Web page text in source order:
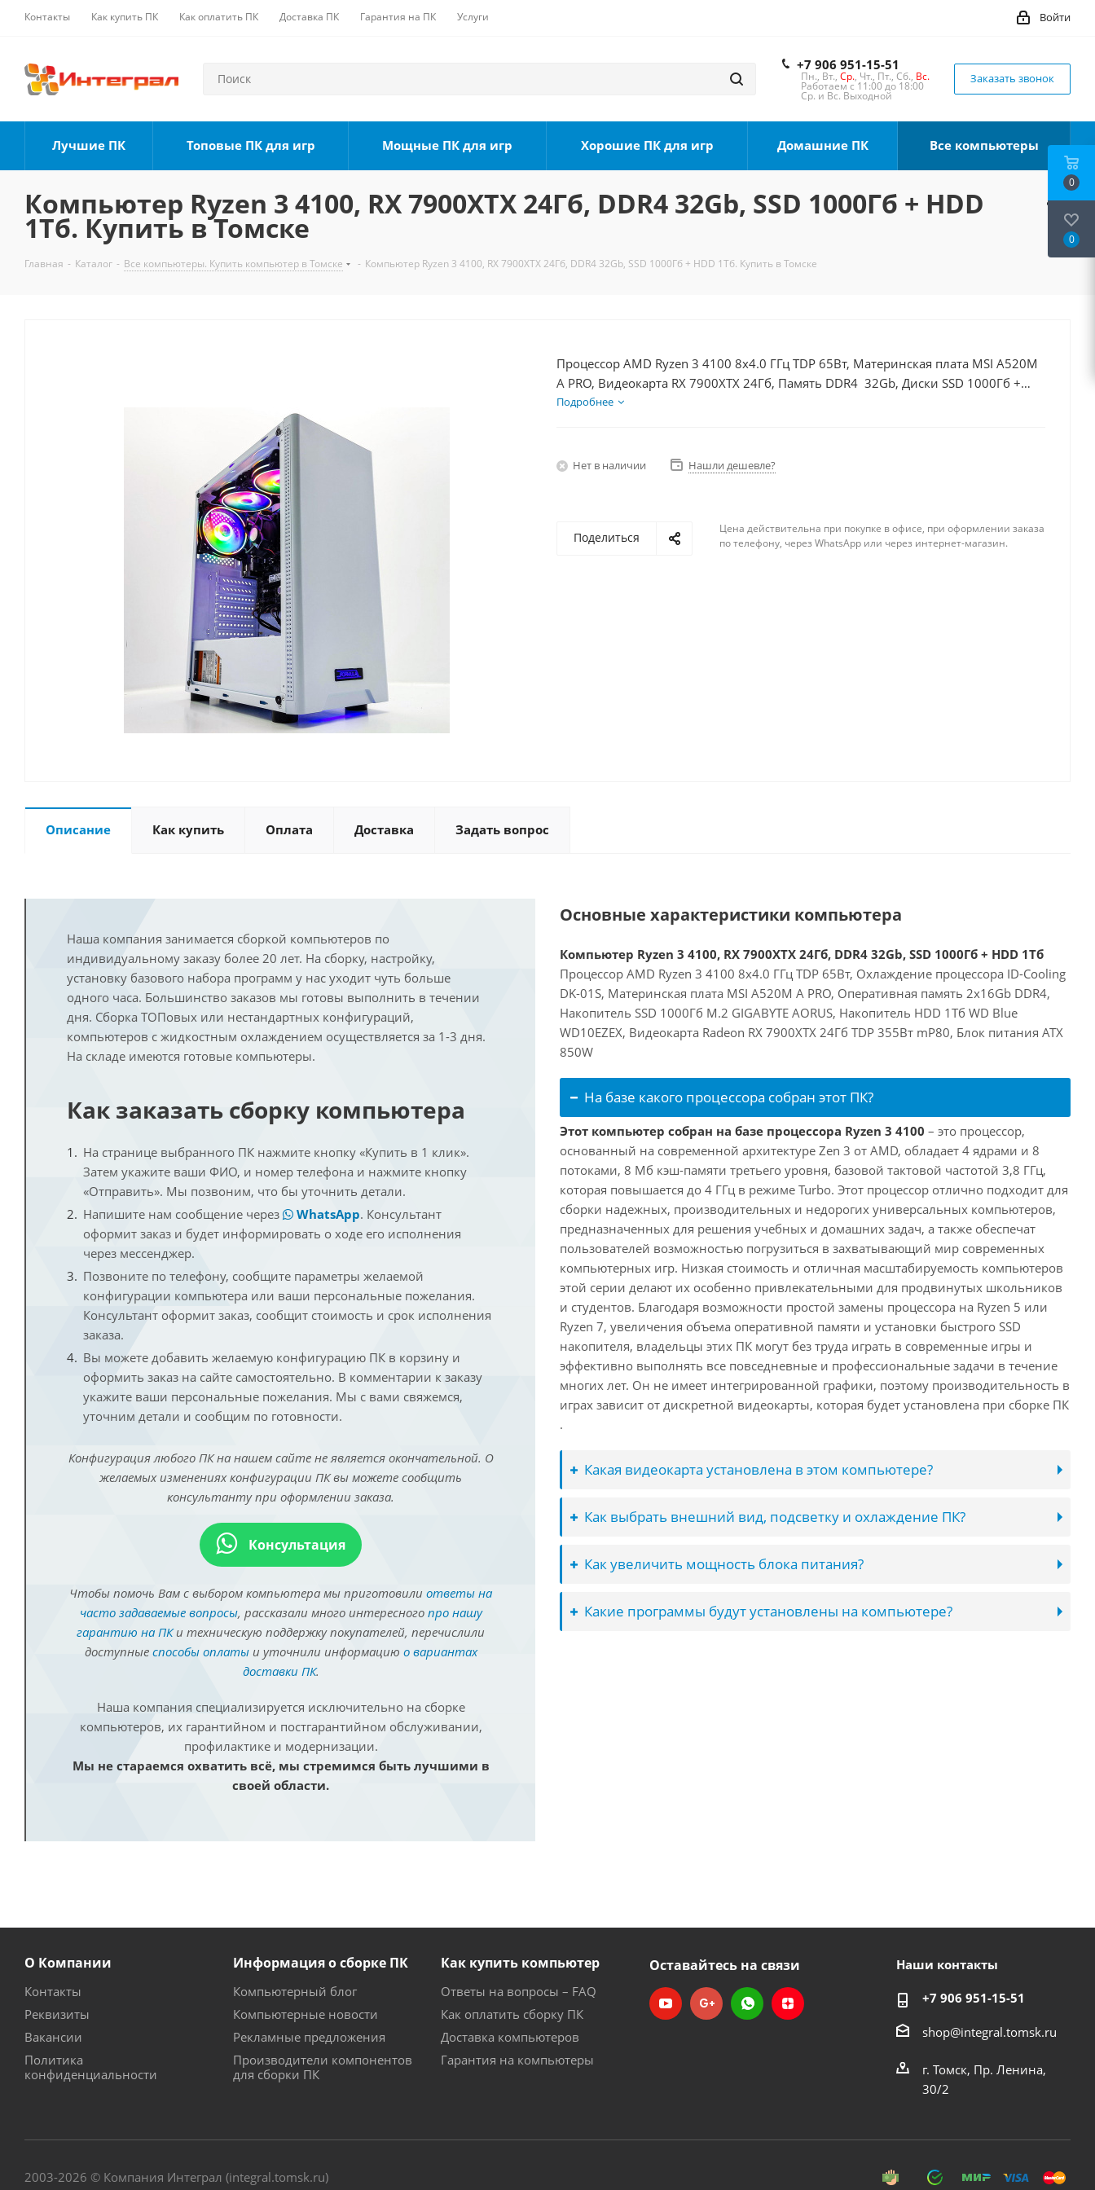
Контакты Как купить ПК Как оплатить ПК Доставка ПК Гарантия на ПК Услуги Войти
+7 906 951-15-51
Пн., Вт., Ср., Чт., Пт., Сб., Вс.
Работаем с 11:00 до 18:00
Ср. и Вс. Выходной
Заказать звонок
Лучшие ПК Топовые ПК для игр Мощные ПК для игр Хорошие ПК для игр Домашние ПК Все компьютеры
Компьютер Ryzen 3 4100, RX 7900XTX 24Гб, DDR4 32Gb, SSD 1000Гб + HDD
1Тб. Купить в Томске
Главная - Каталог - Все компьютеры. Купить компьютер в Томске - Компьютер Ryzen 3 4100, RX 7900XTX 24Гб, DDR4 32Gb, SSD 1000Гб + HDD 1Тб. Купить в Томске
Процессор AMD Ryzen 3 4100 8x4.0 ГГц TDP 65Вт, Материнская плата MSI A520M
A PRO, Видеокарта RX 7900XTX 24Гб, Память DDR4 32Gb, Диски SSD 1000Гб +
HDD 1Тб, БП 850Вт
Подробнее
Нет в наличии Нашли дешевле?
Поделиться
Цена действительна при покупке в офисе, при оформлении заказа
по телефону, через WhatsApp или через интернет-магазин.
Описание Как купить Оплата Доставка Задать вопрос
Наша компания занимается сборкой компьютеров по
индивидуальному заказу более 20 лет. На сборку, настройку,
установку базового набора программ у нас уходит чуть больше
одного часа. Большинство заказов мы готовы выполнить в течении
дня. Сборка ТОПовых или нестандартных конфигураций,
компьютеров с жидкостным охлаждением осуществляется за 1-3 дня.
На складе имеются готовые компьютеры.
Как заказать сборку компьютера
На странице выбранного ПК нажмите кнопку «Купить в 1 клик».
Затем укажите ваши ФИО, и номер телефона и нажмите кнопку
«Отправить». Мы позвоним, что бы уточнить детали.
Напишите нам сообщение через
WhatsApp. Консультант
оформит заказ и будет информировать о ходе его исполнения
через мессенджер.
Позвоните по телефону, сообщите параметры желаемой
конфигурации компьютера или ваши персональные пожелания.
Консультант оформит заказ, сообщит стоимость и срок исполнения
заказа.
Вы можете добавить желаемую конфигурацию ПК в корзину и
оформить заказ на сайте самостоятельно. В комментарии к заказу
укажите ваши персональные пожелания. Мы с вами свяжемся,
уточним детали и сообщим по готовности.
Конфигурация любого ПК на нашем сайте не является окончательной. О
желаемых изменениях конфигурации ПК вы можете сообщить
консультанту при оформлении заказа.
Консультация
Чтобы помочь Вам с выбором компьютера мы приготовили ответы на
часто задаваемые вопросы, рассказали много интересного про нашу
гарантию на ПКи техническую поддержку покупателей, перечислили
доступные способы оплатыи уточнили информацию о вариантах
доставки ПК.
Наша компания специализируется исключительно на сборке
компьютеров, их гарантийном и постгарантийном обслуживании,
профилактике и модернизации.
Мы не стараемся охватить всё, мы стремимся быть лучшими в
своей области.
Основные характеристики компьютера
Компьютер Ryzen 3 4100, RX 7900XTX 24Гб, DDR4 32Gb, SSD 1000Гб + HDD 1Тб
Процессор AMD Ryzen 3 4100 8x4.0 ГГц TDP 65Вт, Охлаждение процессора ID-Cooling
DK-01S, Материнская плата MSI A520M A PRO, Оперативная память 2x16Gb DDR4,
Накопитель SSD 1000Гб M.2 GIGABYTE AORUS, Накопитель HDD 1Тб WD Blue
WD10EZEX, Видеокарта Radeon RX 7900XTX 24Гб TDP 355Вт mP80, Блок питания ATX
850W
На базе какого процессора собран этот ПК?
Этот компьютер собран на базе процессора Ryzen 3 4100 – это процессор,
основанный на современной архитектуре Zen 3 от AMD, обладает 4 ядрами и 8
потоками, 8 Мб кэш-памяти третьего уровня, базовой тактовой частотой 3,8 ГГц,
которая повышается до 4 ГГц в режиме Turbo. Этот процессор отлично подходит для
сборки надежных, производительных и недорогих универсальных компьютеров,
предназначенных для решения учебных и домашних задач, а также обеспечат
пользователей возможностью погрузиться в захватывающий мир современных
компьютерных игр. Низкая стоимость и отличная масштабируемость компьютеров
этой серии делают их особенно привлекательными для продвинутых школьников
и студентов. Благодаря возможности простой замены процессора на Ryzen 5 или
Ryzen 7, увеличения объема оперативной памяти и установки быстрого SSD
накопителя, владельцы этих ПК могут без труда играть в современные игры и
эффективно выполнять все повседневные и профессиональные задачи в течение
многих лет. Он не имеет интегрированной графики, поэтому производительность в
играх зависит от дискретной видеокарты, которая будет установлена при сборке ПК
.
Какая видеокарта установлена в этом компьютере?
Как выбрать внешний вид, подсветку и охлаждение ПК?
Как увеличить мощность блока питания?
Какие программы будут установлены на компьютере?
О Компании
Контакты
Реквизиты
Вакансии
Политика
конфиденциальности
Информация о сборке ПК
Компьютерный блог
Компьютерные новости
Рекламные предложения
Производители компонентов
для сборки ПК
Как купить компьютер
Ответы на вопросы – FAQ
Как оплатить сборку ПК
Доставка компьютеров
Гарантия на компьютеры
Оставайтесь на связи Наши контакты
+7 906 951-15-51
shop@integral.tomsk.ru
г. Томск, Пр. Ленина,
30/2
2003-2026 © Компания Интеграл (integral.tomsk.ru)
0
0